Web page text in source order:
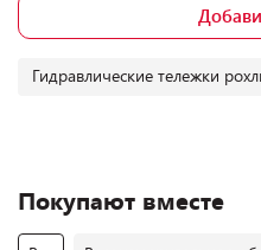
Гидравлические тележки
Покупают вместе